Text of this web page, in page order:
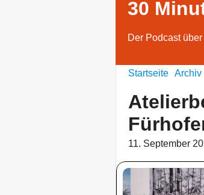
30
Der Podcast
Startseite Archiv
11. September